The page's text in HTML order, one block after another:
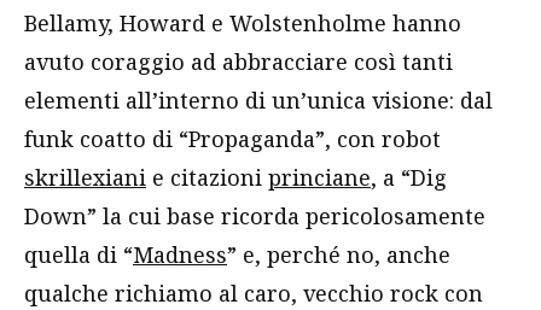
Bellamy, Howard e Wolstenholme hanno
avuto coraggio ad abbracciare così tanti
elementi all’interno di un’unica visione: dal
funk coatto di “Propaganda”, con robot
skrillexiani e citazioni princiane, a “Dig
Down” la cui base ricorda pericolosamente
quella di “Madness” e, perché no, anche
qualche richiamo al caro, vecchio rock con